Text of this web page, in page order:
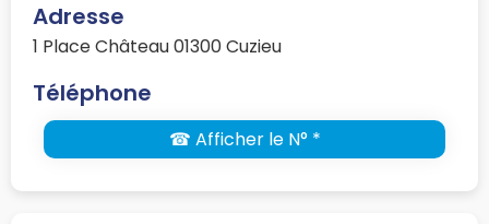
Adresse
1 Place Château 01300 Cuzieu
Téléphone
☎ Afficher le N° *